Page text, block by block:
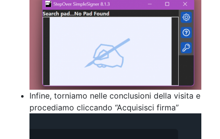
Infine, torniamo nelle conclusioni della visita e
procediamo cliccando “Acquisisci firma”